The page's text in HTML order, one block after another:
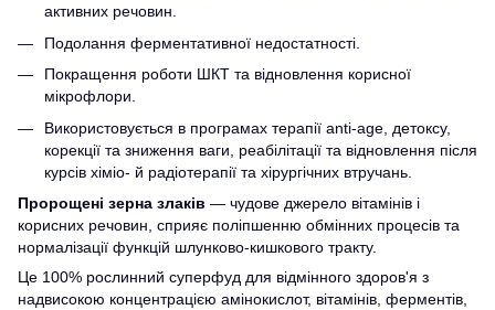
активних речовин.
Подолання ферментативної недостатності.
Покращення роботи ШКТ та відновлення корисної
мікрофлори.
Використовується в програмах терапії аnti-аgе, детоксу,
корекції та зниження ваги, реабілітації та відновлення після
курсів хіміо- й радіотерапії та хірургічних втручань.
Пророщені зерна злаків — чудове джерело вітамінів і
корисних речовин, сприяє поліпшенню обмінних процесів та
нормалізації функцій шлунково-кишкового тракту.
Це 100% рослинний суперфуд для відмінного здоров'я з
надвисокою концентрацією амінокислот, вітамінів, ферментів,